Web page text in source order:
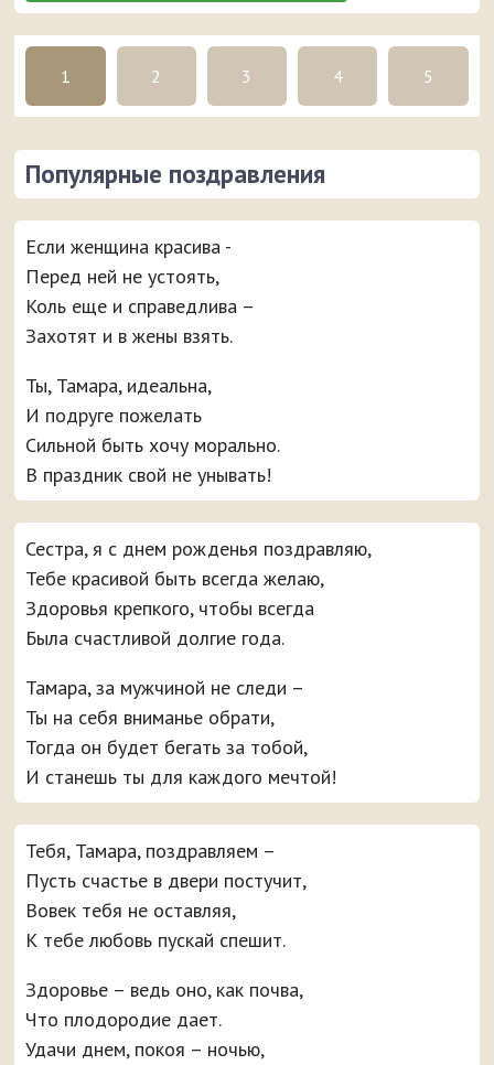
1 2 3 4 5
Популярные поздравления
Если женщина красива -
Перед ней не устоять,
Коль еще и справедлива –
Захотят и в жены взять.
Ты, Тамара, идеальна,
И подруге пожелать
Сильной быть хочу морально.
В праздник свой не унывать!
Сестра, я с днем рожденья поздравляю,
Тебе красивой быть всегда желаю,
Здоровья крепкого, чтобы всегда
Была счастливой долгие года.
Тамара, за мужчиной не следи –
Ты на себя вниманье обрати,
Тогда он будет бегать за тобой,
И станешь ты для каждого мечтой!
Тебя, Тамара, поздравляем –
Пусть счастье в двери постучит,
Вовек тебя не оставляя,
К тебе любовь пускай спешит.
Здоровье – ведь оно, как почва,
Что плодородие дает.
Удачи днем, покоя – ночью,